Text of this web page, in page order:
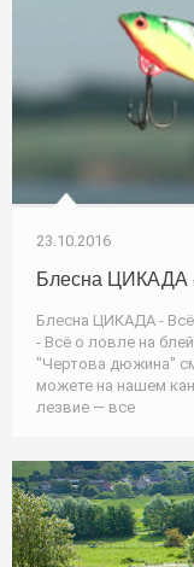
23.10.2016
Блесна ЦИКАДА
Блесна ЦИКАДА -
- Всё о ловле на
"Чертова дюжина"
можете на нашем
лезвие — все